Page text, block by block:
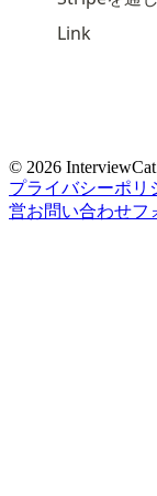
Link
© 2026
プライバシーポリ
営お問い合わせフ